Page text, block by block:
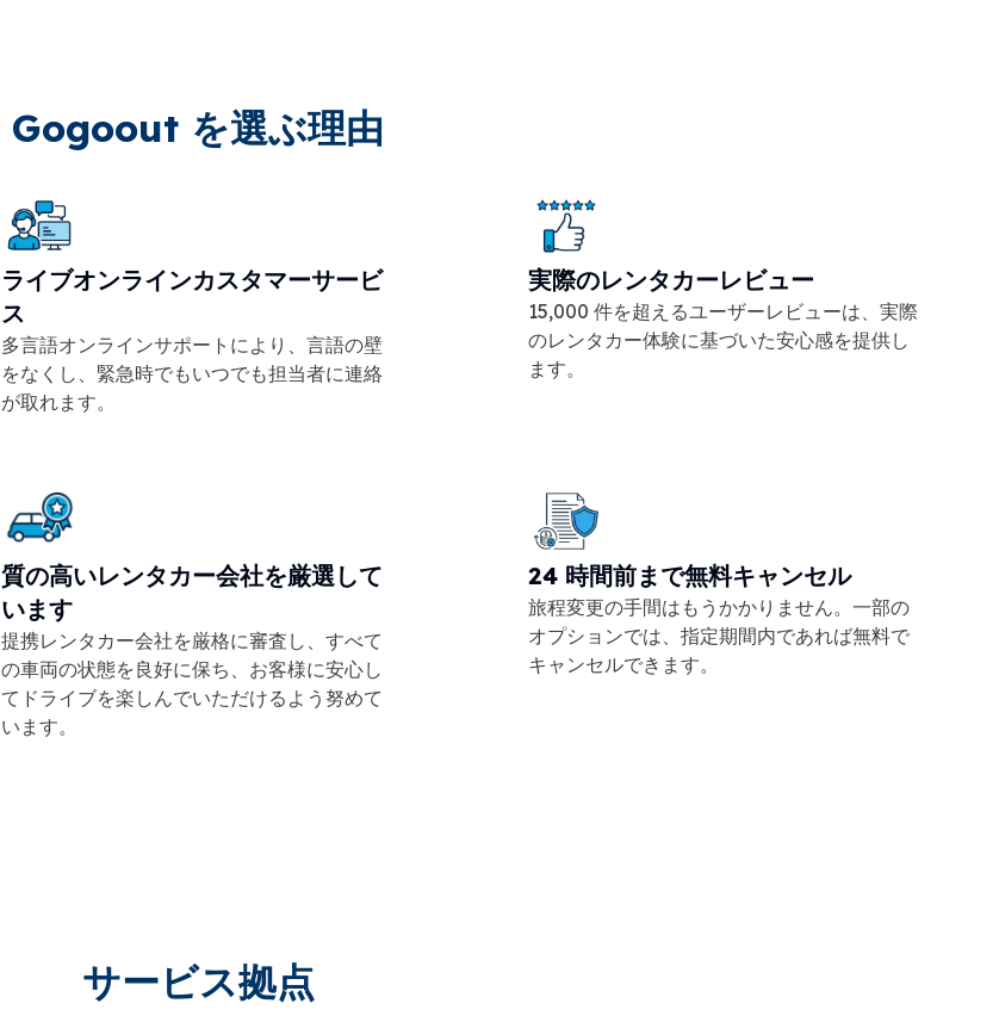
Gogoout を選ぶ理由
ライブオンラインカスタマーサービ
ス
多言語オンラインサポートにより、言語の壁
をなくし、緊急時でもいつでも担当者に連絡
が取れます。
実際のレンタカーレビュー
15,000 件を超えるユーザーレビューは、実際
のレンタカー体験に基づいた安心感を提供し
ます。
質の高いレンタカー会社を厳選して
います
提携レンタカー会社を厳格に審査し、すべて
の車両の状態を良好に保ち、お客様に安心し
てドライブを楽しんでいただけるよう努めて
います。
24 時間前まで無料キャンセル
旅程変更の手間はもうかかりません。一部の
オプションでは、指定期間内であれば無料で
キャンセルできます。
サービス拠点